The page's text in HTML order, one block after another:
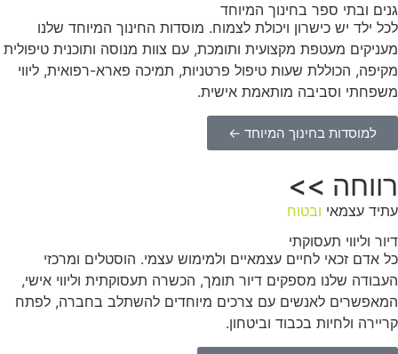
גנים ובתי ספר בחינוך המיוחד
לכל ילד יש כישרון ויכולת לצמוח. מוסדות החינוך המיוחד שלנו
מעניקים מעטפת מקצועית ותומכת, עם צוות מנוסה ותוכנית טיפולית
מקיפה, הכוללת שעות טיפול פרטניות, תמיכה פארא-רפואית, ליווי
משפחתי וסביבה מותאמת אישית.
למוסדות בחינוך המיוחד ←
רווחה >>
עתיד עצמאי ובטוח
דיור וליווי תעסוקתי
כל אדם זכאי לחיים עצמאיים ולמימוש עצמי. הוסטלים ומרכזי
העבודה שלנו מספקים דיור תומך, הכשרה תעסוקתית וליווי אישי,
המאפשרים לאנשים עם צרכים מיוחדים להשתלב בחברה, לפתח
קריירה ולחיות בכבוד וביטחון.